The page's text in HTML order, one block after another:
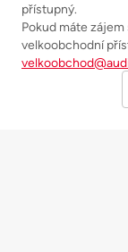
přístupný.
Pokud máte
velkoobchodní